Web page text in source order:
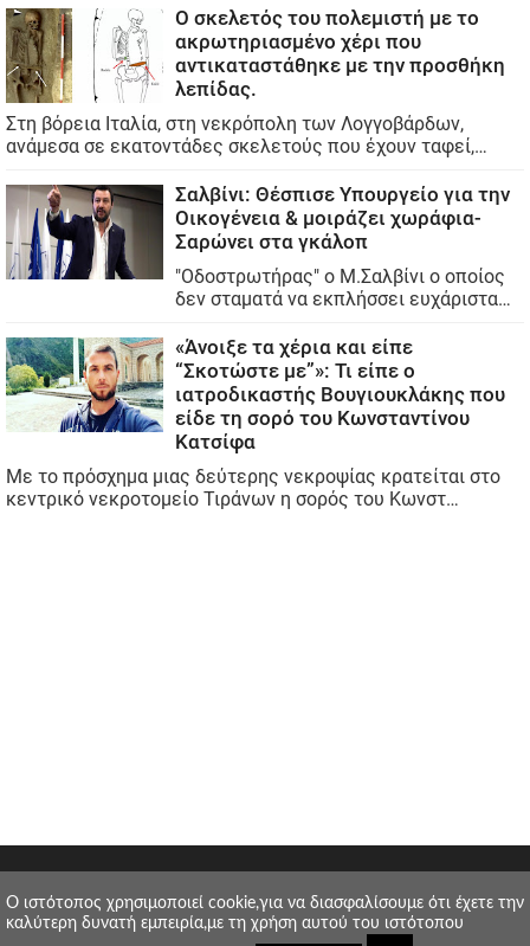
O ιστότοπος χρησιμοποιεί cookie,για να διασφαλίσουμε ότι έχετε την
καλύτερη δυνατή εμπειρία,με τη χρήση αυτού του ιστότοπου